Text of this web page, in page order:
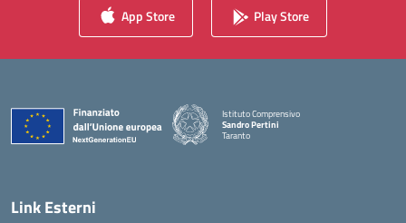
App Store Play Store
Istituto Comprensivo
Sandro Pertini
Taranto
Link Esterni